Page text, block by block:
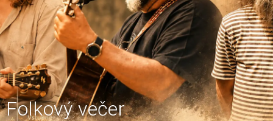
Folkový večer